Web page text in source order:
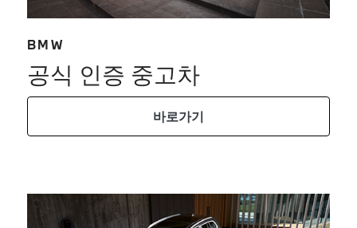
BMW
공식 인증 중고차
바로가기